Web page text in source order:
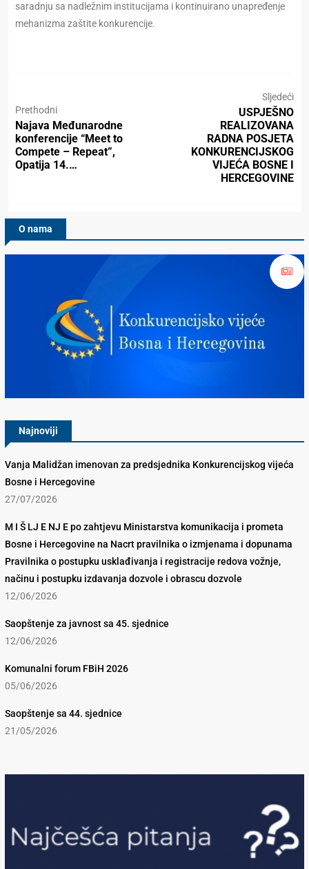
saradnju sa nadležnim institucijama i kontinuirano unapređenje
mehanizma zaštite konkurencije.
Prethodni
Najava Međunarodne
konferencije “Meet to
Compete – Repeat”,
Opatija 14.…
Sljedeći
USPJEŠNO
REALIZOVANA
RADNA POSJETA
KONKURENCIJSKOG
VIJEĆA BOSNE I
HERCEGOVINE
O nama
Najnoviji
Vanja Malidžan imenovan za predsjednika Konkurencijskog vijeća
Bosne i Hercegovine
27/07/2026
M I Š LJ E NJ E po zahtjevu Ministarstva komunikacija i prometa
Bosne i Hercegovine na Nacrt pravilnika o izmjenama i dopunama
Pravilnika o postupku usklađivanja i registracije redova vožnje,
načinu i postupku izdavanja dozvole i obrascu dozvole
12/06/2026
Saopštenje za javnost sa 45. sjednice
12/06/2026
Komunalni forum FBiH 2026
05/06/2026
Saopštenje sa 44. sjednice
21/05/2026